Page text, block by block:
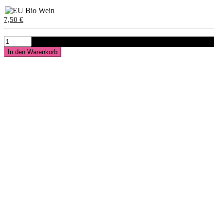
7,50 €
FRIEDA
FRIZZANTE
-
In den Warenkorb